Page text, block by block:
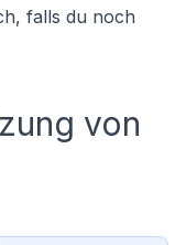
, falls du noch
von